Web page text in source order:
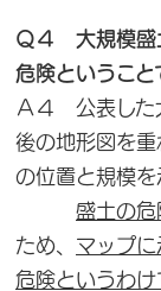
Ｑ４ 大規模盛
危険ということ
Ａ４ 公表した
後の地形図を
の位置と規模を
盛土の危
ため、 マップ
危険というわ